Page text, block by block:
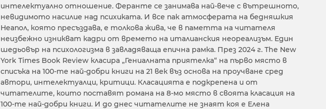
интелектуално отношение. Феранте се занимава най-вече с вътрешното,
невидимото насилие над психиката. И все пак атмосферата на бедняшкия
Неапол, която пресъздава, е толкова жива, че в паметта на читателя
неизбежно изникват кадри от времето на италианския неореализъм. Един
шедьовър на психологизма в завладяваща епична рамка. През 2024 г. The New
York Times Book Review класира „Гениалната приятелка“ на първо място в
списъка на 100-те най-добри книги на 21 век въз основа на проучване сред
автори, интелектуалци, критици. Класацията е подкрепена и от
читателите, които поставят романа на 8-мо място в своята класация на
100-те най-добри книги. И до днес читателите не знаят коя е Елена